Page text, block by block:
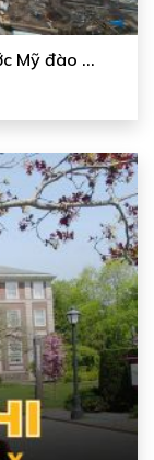
Mỹ đào ...